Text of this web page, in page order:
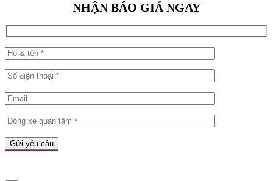
NHẬN BÁO GIÁ NGAY